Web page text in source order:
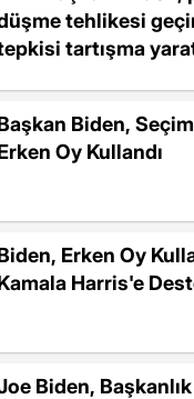
tehlikesi
tartışma
Biden,
Oy Kullandı
Erken Oy
Harris'e
Biden,